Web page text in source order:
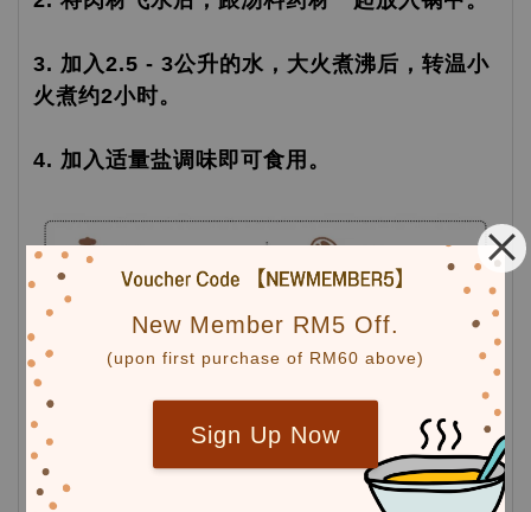
New Member RM5 Off.
(upon first purchase of RM60 above)
Sign Up Now
3. 加入2.5 - 3公升的水，大火煮沸后，转温小
火煮约2小时。
4. 加入适量盐调味即可食用。